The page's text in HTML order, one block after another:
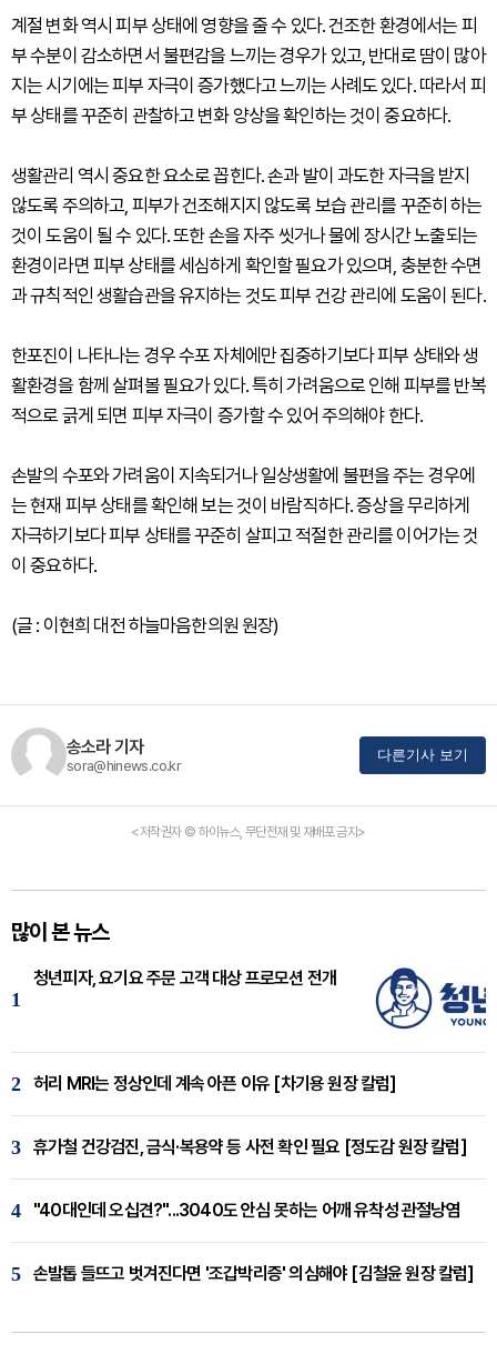
계절 변화 역시 피부 상태에 영향을 줄 수 있다. 건조한 환경에서는 피
부 수분이 감소하면서 불편감을 느끼는 경우가 있고, 반대로 땀이 많아
지는 시기에는 피부 자극이 증가했다고 느끼는 사례도 있다. 따라서 피
부 상태를 꾸준히 관찰하고 변화 양상을 확인하는 것이 중요하다.
생활관리 역시 중요한 요소로 꼽힌다. 손과 발이 과도한 자극을 받지
않도록 주의하고, 피부가 건조해지지 않도록 보습 관리를 꾸준히 하는
것이 도움이 될 수 있다. 또한 손을 자주 씻거나 물에 장시간 노출되는
환경이라면 피부 상태를 세심하게 확인할 필요가 있으며, 충분한 수면
과 규칙적인 생활습관을 유지하는 것도 피부 건강 관리에 도움이 된다.
한포진이 나타나는 경우 수포 자체에만 집중하기보다 피부 상태와 생
활환경을 함께 살펴볼 필요가 있다. 특히 가려움으로 인해 피부를 반복
적으로 긁게 되면 피부 자극이 증가할 수 있어 주의해야 한다.
손발의 수포와 가려움이 지속되거나 일상생활에 불편을 주는 경우에
는 현재 피부 상태를 확인해 보는 것이 바람직하다. 증상을 무리하게
자극하기보다 피부 상태를 꾸준히 살피고 적절한 관리를 이어가는 것
이 중요하다.
(글 : 이현희 대전 하늘마음한의원 원장)
송소라 기자
sora@hinews.co.kr
다른기사 보기
<저작권자 © 하이뉴스, 무단전재 및 재배포 금지>
많이 본 뉴스
1
청년피자, 요기요 주문 고객 대상 프로모션 전개
2 허리 MRI는 정상인데 계속 아픈 이유 [차기용 원장 칼럼]
3 휴가철 건강검진, 금식·복용약 등 사전 확인 필요 [정도감 원장 칼럼]
4 "40대인데 오십견?"...3040도 안심 못하는 어깨 유착성 관절낭염
5 손발톱 들뜨고 벗겨진다면 '조갑박리증' 의심해야 [김철윤 원장 칼럼]